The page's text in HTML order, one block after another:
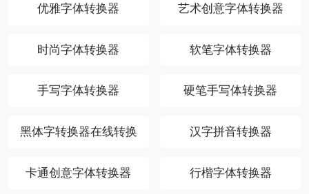
优雅字体转换器 艺术创意字体转换器
时尚字体转换器 软笔字体转换器
手写字体转换器 硬笔手写体转换器
黑体字转换器在线转换 汉字拼音转换器
卡通创意字体转换器 行楷字体转换器